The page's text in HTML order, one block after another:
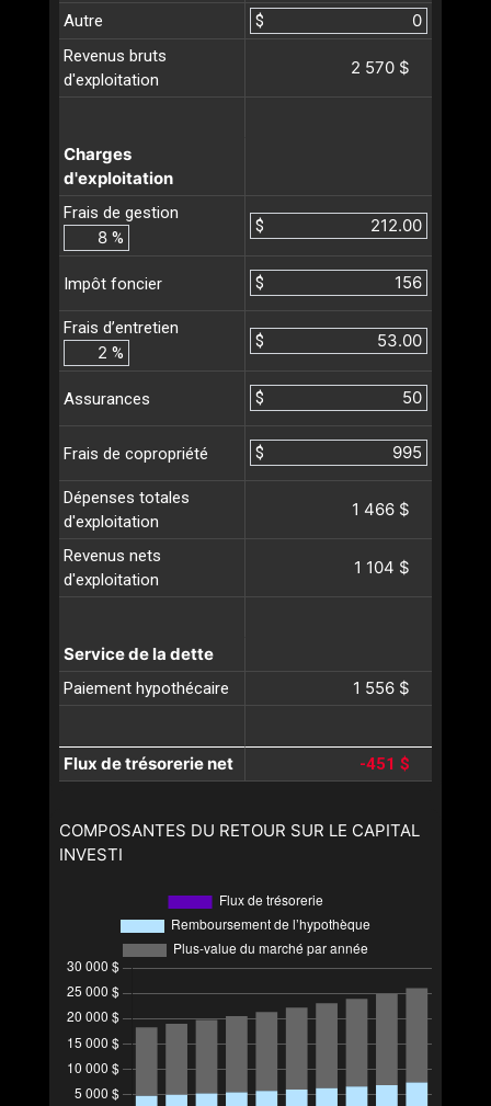
Autre
$
Revenus bruts
d'exploitation
2 570 $
Charges
d'exploitation
Frais de gestion
%
$
Impôt foncier $
Frais d’entretien
%
$
Assurances $
Frais de copropriété $
Dépenses totales
d'exploitation
1 466 $
Revenus nets
d'exploitation
1 104 $
Service de la dette
Paiement hypothécaire 1 556 $
Flux de trésorerie net -451 $
COMPOSANTES DU RETOUR SUR LE CAPITAL
INVESTI